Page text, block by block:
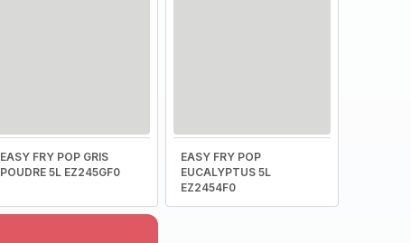
EASY FRY POP GRIS
POUDRE 5L EZ245GF0
EASY FRY POP
EUCALYPTUS 5L
EZ2454F0